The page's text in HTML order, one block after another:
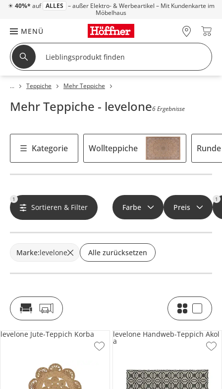
☀ 40%* auf ALLES – außer Elektro- & Werbeartikel – Mit Kundenkarte im
Möbelhaus
MENÜ
Teppiche Mehr Teppiche
Mehr Teppiche - levelone6 Ergebnisse
Kategorie Wollteppiche
1
Sortieren & Filter Farbe Preis
1
Marke:levelone Alle zurücksetzen
levelone Jute-Teppich Korba levelone Handweb-Teppich Akol
a